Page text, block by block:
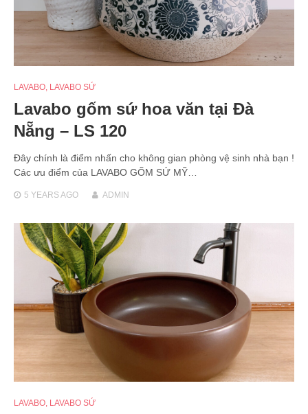
LAVABO, LAVABO SỨ
Lavabo gốm sứ hoa văn tại Đà
Nẵng – LS 120
Đây chính là điểm nhấn cho không gian phòng vệ sinh nhà bạn !
Các ưu điểm của LAVABO GỐM SỨ MỸ…
5 YEARSAGO ADMIN
LAVABO LAVABO SỨ